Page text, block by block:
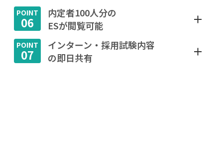
06
内定者100人分の
ESが閲覧可能
07
インターン・採用試験内容
の即日共有